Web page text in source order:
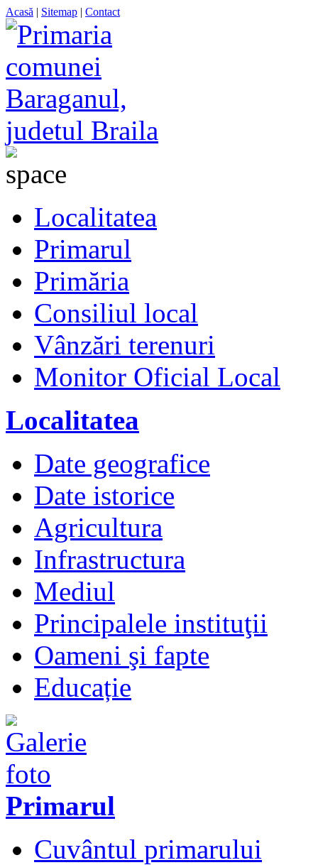
Acasă | Sitemap | Contact
Localitatea
Primarul
Primăria
Consiliul local
Vânzări terenuri
Monitor Oficial Local
Localitatea
Date geografice
Date istorice
Agricultura
Infrastructura
Mediul
Principalele instituţii
Oameni şi fapte
Educație
Primarul
Cuvântul primarului